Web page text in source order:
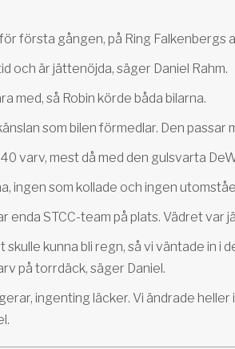
första gången, på Ring Falkenbergs
och är jättenöjda, säger Daniel Rahm.
med, så Robin körde båda bilarna.
som bilen förmedlar. Den passar
varv, mest då med den gulsvarta
ingen som kollade och ingen
enda STCC-team på plats. Vädret var
skulle kunna bli regn, så vi väntade in i
på torrdäck, säger Daniel.
ingenting läcker. Vi ändrade